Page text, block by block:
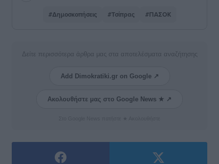
#Δημοσκοπήσεις #Τσίπρας #ΠΑΣΟΚ
Δείτε περισσότερα άρθρα μας στα αποτελέσματα αναζήτησης
Add Dimokratiki.gr on Google ↗
Ακολουθήστε μας στο Google News ★ ↗